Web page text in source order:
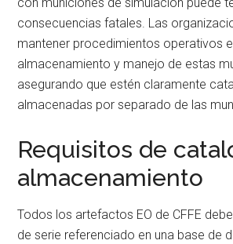
consecuencias fatales. Las
mantener procedimientos operativos
almacenamiento y manejo de estas
asegurando que estén claramente
almacenadas por separado de las
Requisitos de
almacenamiento
Todos los artefactos EO de CFFE
de serie referenciado en una base de